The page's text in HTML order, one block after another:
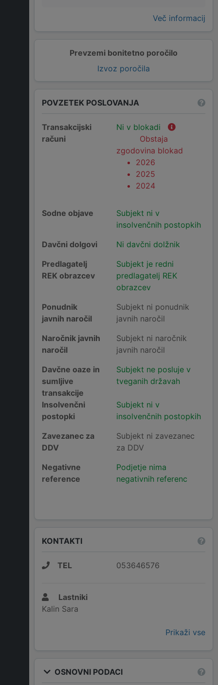
Prevzemi bonitetno poročilo
Izvoz poročila
Več informacij
POVZETEK POSLOVANJA
Transakcijski
računi
Ni v blokadi
Obstaja
zgodovina blokad
2026
2025
2024
Sodne objave
Subjekt ni v
insolvenčnih postopkih
Davčni dolgovi
Ni davčni dolžnik
Predlagatelj
REK obrazcev
Subjekt je redni
predlagatelj REK
obrazcev
Ponudnik
javnih naročil
Subjekt ni ponudnik
javnih naročil
Naročnik javnih
naročil
Subjekt ni naročnik
javnih naročil
Davčne oaze in
sumljive
transakcije
Subjekt ne posluje v
tveganih državah
Insolvenčni
postopki
Subjekt ni v
insolvenčnih postopkih
Zavezanec za
DDV
Subjekt ni zavezanec
za DDV
Negativne
reference
Podjetje nima
negativnih referenc
KONTAKTI
TEL 053646576
Lastniki
Kalin Sara
Prikaži vse
OSNOVNI PODACI